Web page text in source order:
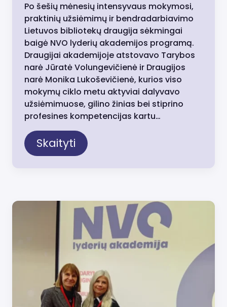
Po šešių mėnesių intensyvaus mokymosi,
praktinių užsiėmimų ir bendradarbiavimo
Lietuvos bibliotekų draugija sėkmingai
baigė NVO lyderių akademijos programą.
Draugijai akademijoje atstovavo Tarybos
narė Jūratė Volungevičienė ir Draugijos
narė Monika Lukoševičienė, kurios viso
mokymų ciklo metu aktyviai dalyvavo
užsiėmimuose, gilino žinias bei stiprino
profesines kompetencijas kartu…
Skaityti